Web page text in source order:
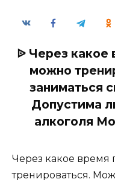
ᐉ Через какое
можно
заниматься
Допустима
алкоголя
Через какое время
тренироваться.